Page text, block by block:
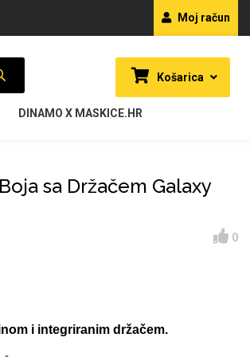
Moj račun
Košarica
DINAMO X MASKICE.HR
sa Držačem Galaxy
0
i integriranim držačem.